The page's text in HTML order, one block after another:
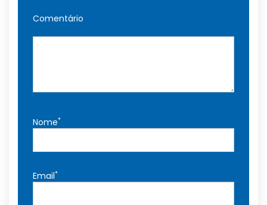
Comentário
Nome*
Email*